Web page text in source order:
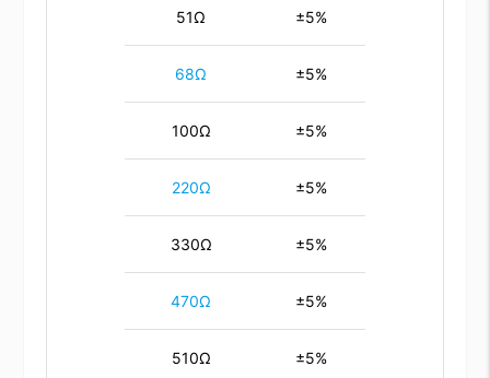
51Ω ±5%
68Ω ±5%
100Ω ±5%
220Ω ±5%
330Ω ±5%
470Ω ±5%
510Ω ±5%